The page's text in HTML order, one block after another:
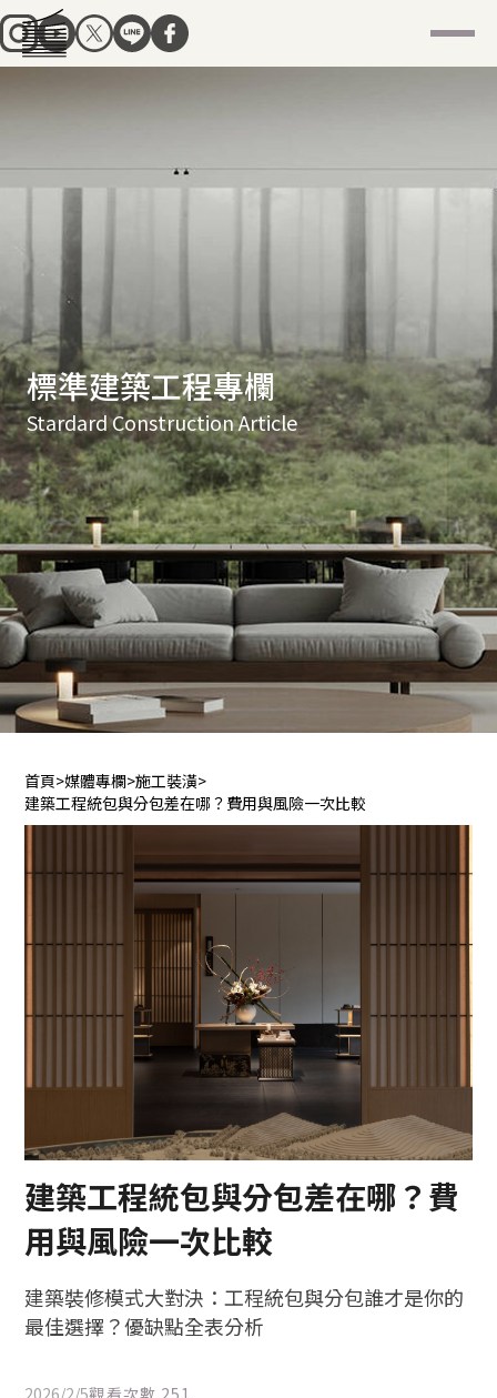
標準建築工程專欄
Stardard Construction Article
首頁>媒體專欄>施工裝潢>
建築工程統包與分包差在哪？費用與風險一次比較
建築工程統包與分包差在哪？費
用與風險一次比較
建築裝修模式大對決：工程統包與分包誰才是你的
最佳選擇？優缺點全表分析